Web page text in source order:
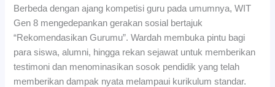
Berbeda dengan ajang kompetisi guru pada umumnya, WIT
Gen 8 mengedepankan gerakan sosial bertajuk
“Rekomendasikan Gurumu”. Wardah membuka pintu bagi
para siswa, alumni, hingga rekan sejawat untuk memberikan
testimoni dan menominasikan sosok pendidik yang telah
memberikan dampak nyata melampaui kurikulum standar.